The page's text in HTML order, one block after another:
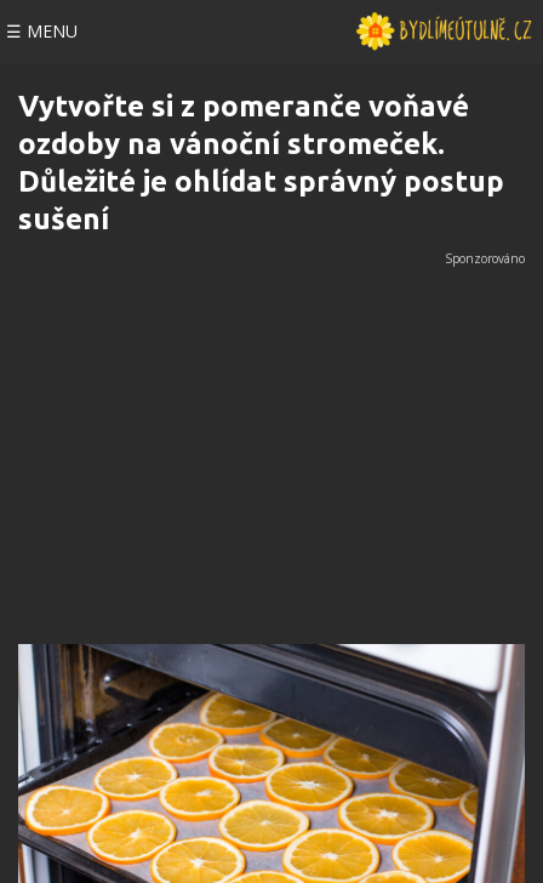
☰ MENU
Vytvořte si z pomeranče voňavé
ozdoby na vánoční stromeček.
Důležité je ohlídat správný postup
sušení